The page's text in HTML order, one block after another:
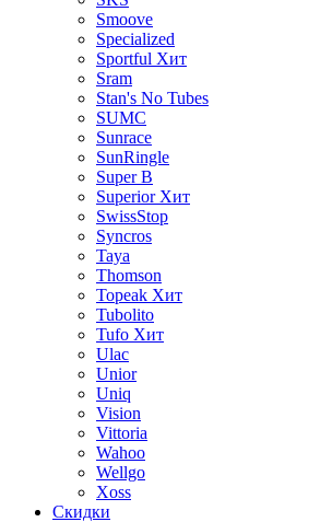
Smoove
Specialized
Sportful Хит
Sram
Stan's No Tubes
SUMC
Sunrace
SunRingle
Super B
Superior Хит
SwissStop
Syncros
Taya
Thomson
Topeak Хит
Tubolito
Tufo Хит
Ulac
Unior
Uniq
Vision
Vittoria
Wahoo
Wellgo
Xoss
Скидки